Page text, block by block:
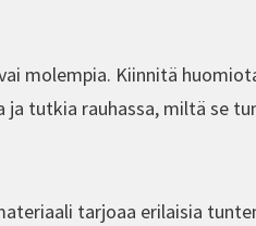
molempia. Kiinnitä
tutkia rauhassa, miltä se
tarjoaa erilaisia